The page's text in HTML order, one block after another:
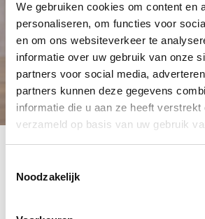
We gebruiken cookies om content en
personaliseren, om functies voor
en om ons websiteverkeer te
informatie over uw gebruik van onze
partners voor social media,
partners kunnen deze gegevens
informatie die u aan ze heeft verstrekt
verzameld op basis van uw gebruik
Noodzakelijk
Kantoorgebouw